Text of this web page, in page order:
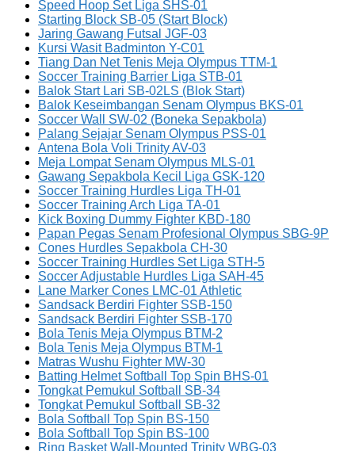
Speed Hoop Set Liga SHS-01
Starting Block SB-05 (Start Block)
Jaring Gawang Futsal JGF-03
Kursi Wasit Badminton Y-C01
Tiang Dan Net Tenis Meja Olympus TTM-1
Soccer Training Barrier Liga STB-01
Balok Start Lari SB-02LS (Blok Start)
Balok Keseimbangan Senam Olympus BKS-01
Soccer Wall SW-02 (Boneka Sepakbola)
Palang Sejajar Senam Olympus PSS-01
Antena Bola Voli Trinity AV-03
Meja Lompat Senam Olympus MLS-01
Gawang Sepakbola Kecil Liga GSK-120
Soccer Training Hurdles Liga TH-01
Soccer Training Arch Liga TA-01
Kick Boxing Dummy Fighter KBD-180
Papan Pegas Senam Profesional Olympus SBG-9P
Cones Hurdles Sepakbola CH-30
Soccer Training Hurdles Set Liga STH-5
Soccer Adjustable Hurdles Liga SAH-45
Lane Marker Cones LMC-01 Athletic
Sandsack Berdiri Fighter SSB-150
Sandsack Berdiri Fighter SSB-170
Bola Tenis Meja Olympus BTM-2
Bola Tenis Meja Olympus BTM-1
Matras Wushu Fighter MW-30
Batting Helmet Softball Top Spin BHS-01
Tongkat Pemukul Softball SB-34
Tongkat Pemukul Softball SB-32
Bola Softball Top Spin BS-150
Bola Softball Top Spin BS-100
Ring Basket Wall-Mounted Trinity WBG-03